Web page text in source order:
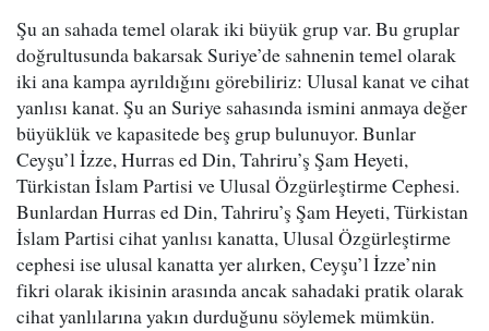
Şu an sahada temel olarak iki büyük grup var. Bu gruplar
doğrultusunda bakarsak Suriye’de sahnenin temel olarak
iki ana kampa ayrıldığını görebiliriz: Ulusal kanat ve cihat
yanlısı kanat. Şu an Suriye sahasında ismini anmaya değer
büyüklük ve kapasitede beş grup bulunuyor. Bunlar
Ceyşu’l İzze, Hurras ed Din, Tahriru’ş Şam Heyeti,
Türkistan İslam Partisi ve Ulusal Özgürleştirme Cephesi.
Bunlardan Hurras ed Din, Tahriru’ş Şam Heyeti, Türkistan
İslam Partisi cihat yanlısı kanatta, Ulusal Özgürleştirme
cephesi ise ulusal kanatta yer alırken, Ceyşu’l İzze’nin
fikri olarak ikisinin arasında ancak sahadaki pratik olarak
cihat yanlılarına yakın durduğunu söylemek mümkün.